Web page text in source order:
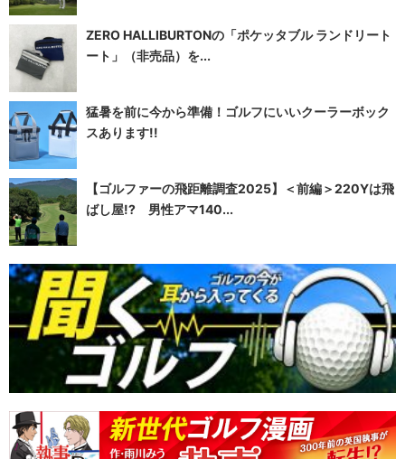
ZERO HALLIBURTONの「ポケッタブル ランドリート
ート」（非売品）を...
猛暑を前に今から準備！ゴルフにいいクーラーボック
スあります!!
【ゴルファーの飛距離調査2025】＜前編＞220Yは飛
ばし屋!? 男性アマ140...